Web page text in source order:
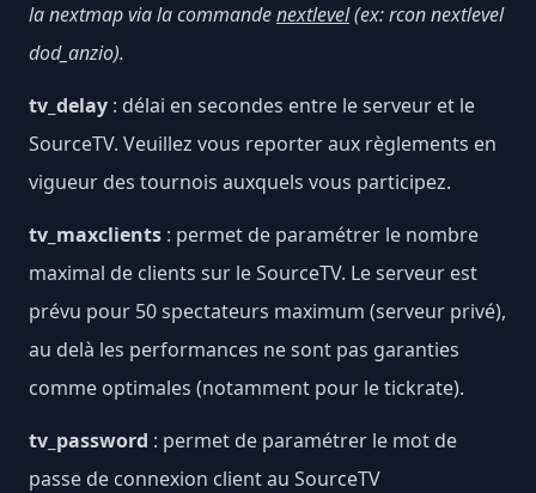
la nextmap via la commandenextlevel(ex: rcon nextlevel
dod_anzio).
tv_delay : délai en secondes entre le serveur et le
SourceTV. Veuillez vous reporter aux règlements en
vigueur des tournois auxquels vous participez.
tv_maxclients : permet de paramétrer le nombre
maximal de clients sur le SourceTV. Le serveur est
prévu pour 50 spectateurs maximum (serveur privé),
au delà les performances ne sont pas garanties
comme optimales (notamment pour le tickrate).
tv_password : permet de paramétrer le mot de
passe de connexion client au SourceTV